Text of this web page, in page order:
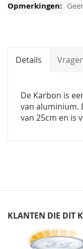
Details
De Karbon is
van aluminium.
van 25cm en is
KLANTEN DIE DIT
Skip
carousel